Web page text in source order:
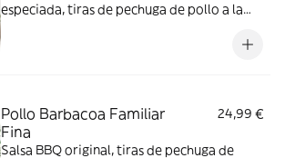
especiada, tiras de pechuga de pollo a la
Pollo Barbacoa Familiar
Fina
24,99 €
Salsa BBQ original, tiras de pechuga de